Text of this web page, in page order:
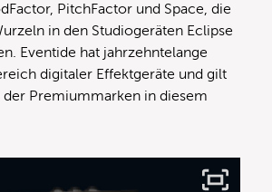
PitchFactor und Space, die
in den Studiogeräten Eclipse
Eventide hat jahrzehntelange
digitaler Effektgeräte und gilt
der Premiummarken in diesem